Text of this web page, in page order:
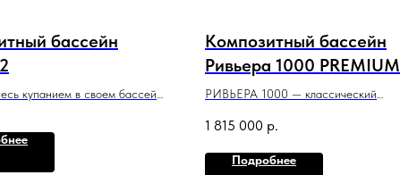
бассейн
купанием в своем бассейне
x 1,55 м
Композитный бассейн
Ривьера 1000 PREMIUM
РИВЬЕРА 1000 — классический
сдержанным стилем и максимальной
полезной площадью.
10 м x 3,6 м x 1,5 м
1 815 000 р.
Подробнее